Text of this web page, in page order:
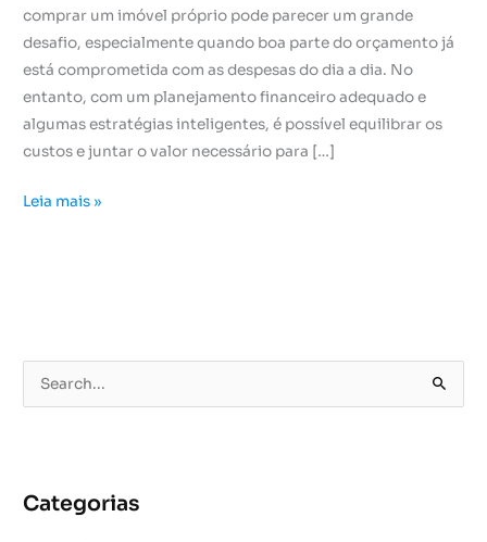
comprar um imóvel próprio pode parecer um grande
desafio, especialmente quando boa parte do orçamento já
está comprometida com as despesas do dia a dia. No
entanto, com um planejamento financeiro adequado e
algumas estratégias inteligentes, é possível equilibrar os
custos e juntar o valor necessário para […]
Leia mais »
e
iCategorias